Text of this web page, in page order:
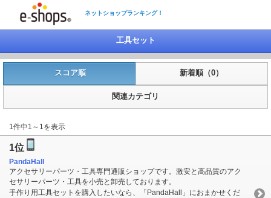
ネットショップランキング！
工具セット
スコア順 新着順（0）
関連カテゴリ
1件中1～1を表示
1位
PandaHall
アクセサリーパーツ・工具専門通販ショップです。激安と高品質のアク
セサリーパーツ・工具を小売と卸売しております。
手作り用工具セットを購入したいなら、「PandaHall」におまかせくだ